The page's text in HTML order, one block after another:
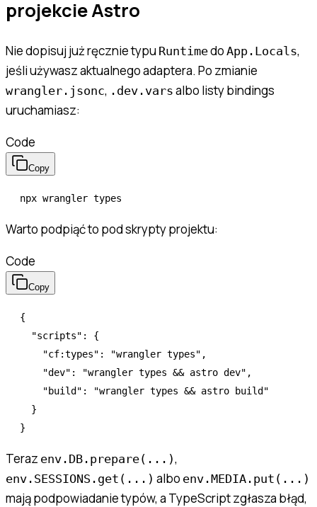
projekcie Astro
Nie dopisuj już ręcznie typu Runtimedo App.Locals,
jeśli używasz aktualnego adaptera. Po zmianie
wrangler.jsonc, .dev.vars albo listy bindings
uruchamiasz:
Code
Copy
npx wrangler types
Warto podpiąć to pod skrypty projektu:
Code
Copy
{
  "scripts"
:
{
    "cf:types"
: "wrangler types" ,
    "dev"
: "wrangler types && astro dev" ,
    "build"
:
"wrangler types && astro build"
  }
}
Teraz env.DB.prepare(...),
env.SESSIONS.get(...) albo env.MEDIA.put(...)
mają podpowiadanie typów, a TypeScript zgłasza błąd,